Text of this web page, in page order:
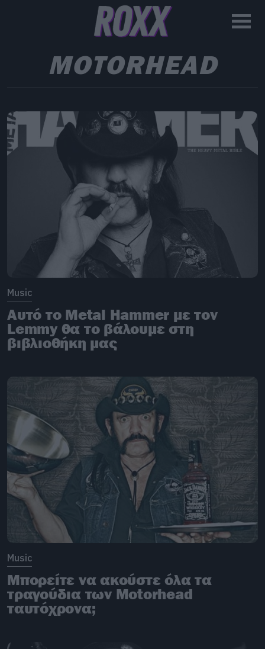
MOTORHEAD
Music
Αυτό το Metal Hammer με τον
Lemmy θα το βάλουμε στη
βιβλιοθήκη μας
Music
Μπορείτε να ακούστε όλα τα
τραγούδια των Motorhead
ταυτόχρονα;